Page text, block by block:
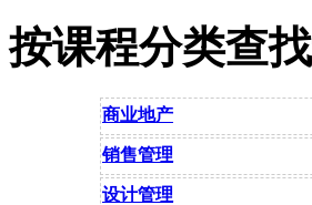
按课程分类查
商业地产
销售管理
设计管理